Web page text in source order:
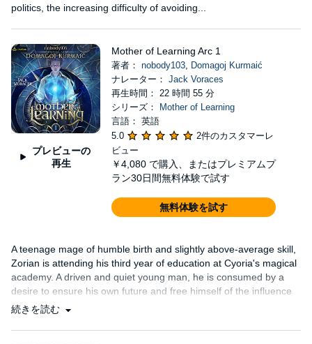
politics, the increasing difficulty of avoiding...
プレビューの
再生
Mother of Learning Arc 1
著者： nobody103, Domagoj Kurmaić
ナレーター： Jack Voraces
再生時間： 22 時間 55 分
シリーズ：
Mother of Learning
言語： 英語
5.0
2件のカスタマーレ
ビュー
￥4,080 で購入、またはプレミアムプ
ラン30日間無料体験で試す
無料体験を試す
A teenage mage of humble birth and slightly above-average skill,
Zorian is attending his third year of education at Cyoria's magical
academy. A driven and quiet young man, he is consumed by a
desire to ensure his own future and free himself of the influence
of his family....
続きを読む